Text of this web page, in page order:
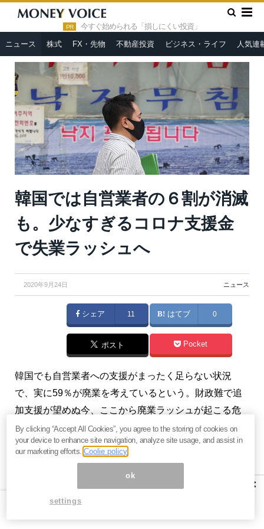
PR 今すぐ始められる「損しにくい投資」
ニュース 株式 FX・先物 不動産投資 ビジネス・ライフ 人気連
HOME » ニュース »
韓国では自営業者の６割が消滅も。少なす
ぎるコロナ支援金で失業ラッシュへ
韓国では自営業者の６割が消滅
も。少なすぎるコロナ支援金
で失業ラッシュへ
2020年9月24日 ニュース
シェア 11 はてブ 0
ポスト Pocket
韓国でも自営業者への支援がまったく足らない状況
で、実に59％が廃業を考えているという。財政難で追
加支援が望めぬ今、ここから廃業ラッシュが起こる危
険がある。（『2011年 韓国経済危機の軌跡（週間 韓国
経済）』）
安倍辞任にぬか喜びの韓国が「日本への非
礼」と反日を反省しだしたワケ＝勝又壽良
×
By clicking “Accept All Cookies”, you agree to the storing of cookies on
your device to enhance site navigation, analyze site usage, and assist in
our marketing efforts.Coolie policy
ok
settings